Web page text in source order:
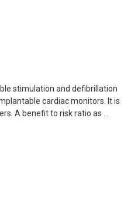
stimulation and defibrillation
cardiac monitors. It is
A benefit to risk ratio as ...